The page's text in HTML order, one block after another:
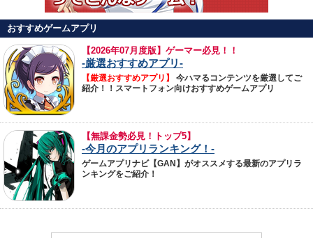
おすすめゲームアプリ
【2026年07月度版】ゲーマー必見！！
-厳選おすすめアプリ-
【厳選おすすめアプリ】
今ハマるコンテンツを厳選してご
紹介！！スマートフォン向けおすすめゲームアプリ
【無課金勢必見！トップ5】
-今月のアプリランキング！-
ゲームアプリナビ【GAN】がオススメする最新のアプリラ
ンキングをご紹介！